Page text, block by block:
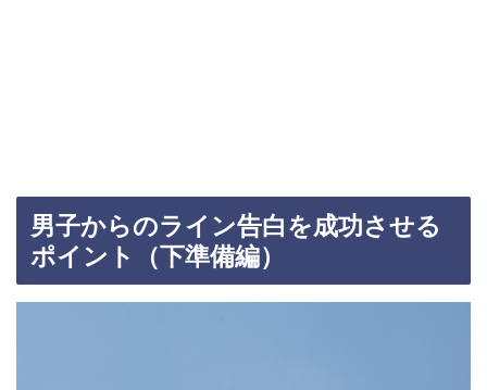
男子からのライン告白を成功させる
ポイント（下準備編）